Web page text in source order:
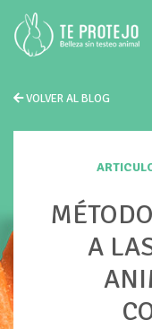
VOLVER AL BLOG
A